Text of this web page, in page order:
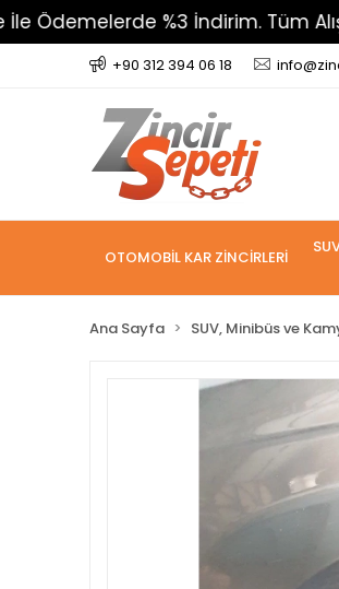
%3 İndirim. Tüm
+90 312 394 06 18
OTOMOBİL KAR ZİNCİRLERİ
Ana Sayfa SUV, Minibüs ve